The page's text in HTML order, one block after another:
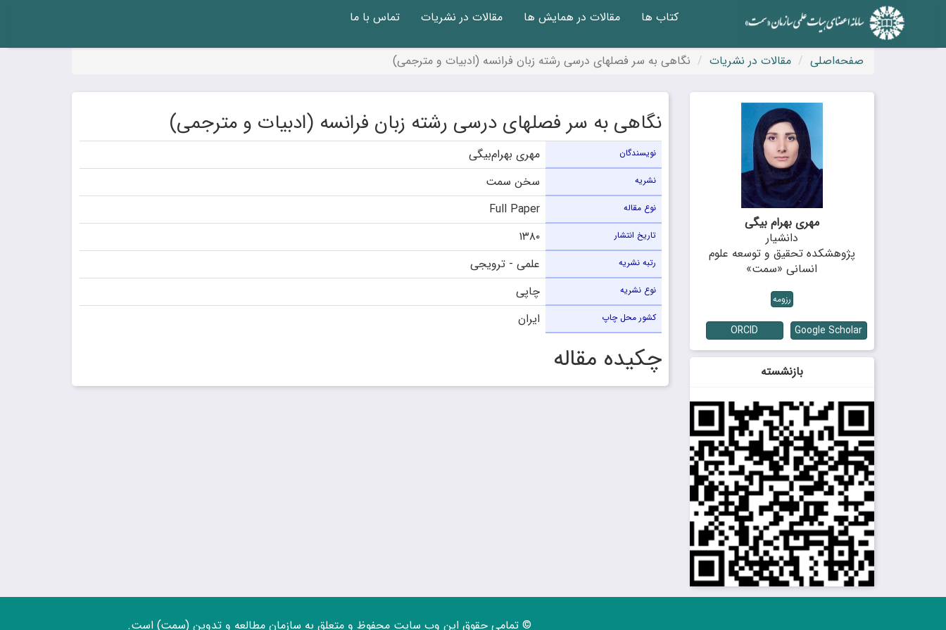
کتاب ها مقالات در همایش ها مقالات در نشریات تماس با ما
صفحه‌اصلی مقالات در نشریات نگاهی به سر فصلهای درسی رشته زبان فرانسه (ادبیات و مترجمی)
مهری بهرام بیگی
دانشیار
پژوهشکده تحقیق و توسعه علوم
انسانی «سمت»
رزومه
Google Scholar
ORCID
بازنشسته
نگاهی به سر فصلهای درسی رشته زبان فرانسه (ادبیات و مترجمی)
نویسندگان مهری بهرام‌بیگی
نشریه سخن سمت
نوع مقاله Full Paper
تاریخ انتشار ۱۳۸۰
رتبه نشریه علمی - ترویجی
نوع نشریه چاپی
کشور محل چاپ ایران
چکیده مقاله
© تمامی حقوق این وب سایت محفوظ و متعلق به سازمان مطالعه و تدوین (سمت) است.